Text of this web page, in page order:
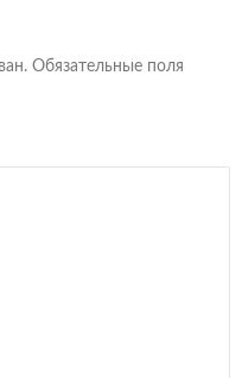
Обязательные поля